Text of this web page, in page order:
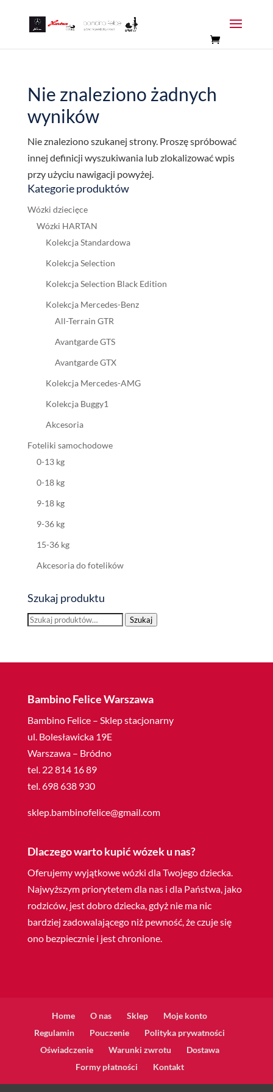
Nie znaleziono żadnych
wyników
Nie znaleziono szukanej strony. Proszę spróbować
innej definicji wyszukiwania lub zlokalizować wpis
przy użyciu nawigacji powyżej.
Kategorie produktów
Wózki dziecięce
Wózki HARTAN
Kolekcja Standardowa
Kolekcja Selection
Kolekcja Selection Black Edition
Kolekcja Mercedes-Benz
All-Terrain GTR
Avantgarde GTS
Avantgarde GTX
Kolekcja Mercedes-AMG
Kolekcja Buggy1
Akcesoria
Foteliki samochodowe
0-13 kg
0-18 kg
9-18 kg
9-36 kg
15-36 kg
Akcesoria do fotelików
Szukaj produktu
Szukaj: Szukaj
Bambino Felice Warszawa
Bambino Felice – Sklep stacjonarny
ul. Bolesławicka 19E
Warszawa – Bródno
tel. 22 814 16 89
tel. 698 638 930
sklep.bambinofelice@gmail.com
Dlaczego warto kupić wózek u nas?
Oferujemy wyjątkowe wózki dla Twojego dziecka.
Najwyższym priorytetem dla nas i dla Państwa, jako
rodziców, jest dobro dziecka, gdyż nie ma nic
bardziej zadowalającego niż pewność, że czuje się
ono bezpiecznie i jest chronione.
Home O nas Sklep
Moje konto
Regulamin
Pouczenie
Polityka prywatności
Oświadczenie
Warunki zwrotu
Dostawa
Formy płatności
Kontakt